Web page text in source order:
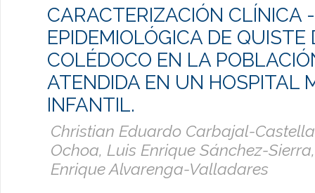
CARACTERIZACIÓN CLÍNICA -
EPIDEMIOLÓGICA DE QUISTE
COLÉDOCO EN LA
ATENDIDA EN UN HOSPITAL
INFANTIL.
Christian Eduardo Carbajal-
Ochoa, Luis Enrique Sánchez-
Enrique Alvarenga-Valladares